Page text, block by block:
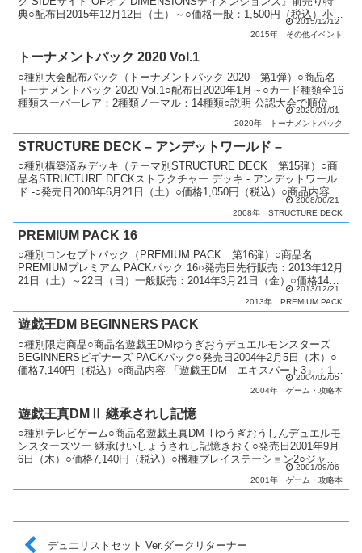
典○配布日2015年12月12日（土）～○価格一般：1,500円（税込）小
2015/12/12
2015年
その他イベント
トーナメントパック 2020 Vol.1
○種別大会配布パック（トーナメントパック 2020 第1弾）○商品名
トーナメントパック 2020 Vol.1○配布日2020年1月～○カード種類全16
種類スーパーレア：2種類ノーマル：14種類○説明 公認大会で順位に
2020/01/01
2020年
トーナメントパック
STRUCTURE DECK – アンデットワールド –
○種別構築済みデッキ（テーマ別STRUCTURE DECK 第15弾）○商
品名STRUCTURE DECKストラクチャー デッキ - アンデットワール
ド -○発売日2008年6月21日（土）○価格1,050円（税込）○商品内容 構
2008/06/21
2008年
STRUCTURE DECK
PREMIUM PACK 16
○種別コンセプトパック（PREMIUM PACK 第16弾）○商品名
PREMIUMプレミアム PACKパック 16○発売日先行販売：2013年12月
21日（土）～22日（日）一般販売：2014年3月21日（金）○価格143
2013/12/21
2013年
PREMIUM PACK
遊戯王DM BEGINNERS PACK
○種別限定商品○商品名遊戯王DMゆうぎおうデュエルモンスターズ
BEGINNERSビギナーズ PACKパック○発売日2004年2月5日（木）○
価格7,140円（税込）○商品内容 「遊戯王DM エキスパート3」：1個
2004/02/05
2004年
ゲーム・攻略本
遊戯王真DMⅡ 継承されし記憶
○種別テレビゲーム○商品名遊戯王真DMⅡゆうぎおうしんデュエルモ
ンスターズツー 継承けいしょうされし記憶きおく○発売日2001年9月
6日（木）○価格7,140円（税込）○機種プレイステーション2○ジャン
2001/09/06
2001年
ゲーム・攻略本
デュエリストセット Ver.ダークリターナー